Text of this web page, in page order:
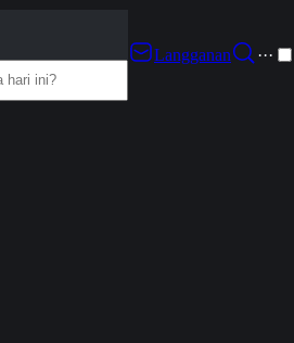
Langganan
···